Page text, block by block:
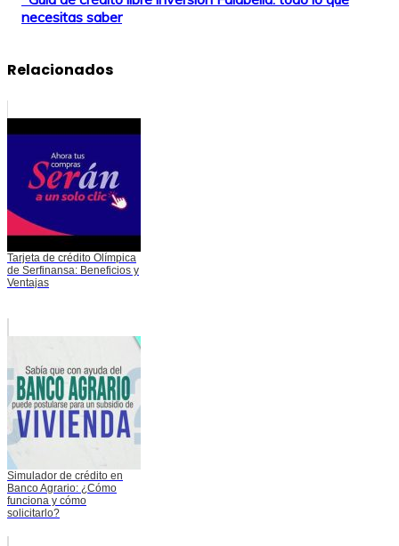
necesitas saber
Relacionados
Tarjeta de crédito Olímpica
de Serfinansa: Beneficios y
Ventajas
Simulador de crédito en
Banco Agrario: ¿Cómo
funciona y cómo
solicitarlo?